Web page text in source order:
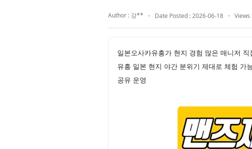
Author : 강** Date Posted : 2026-06-18 Views
일본오사카유흥가 현지 경험 많은 매니저
유흥 일본 현지 야간 분위기 제대로 체험 가
공유 운영